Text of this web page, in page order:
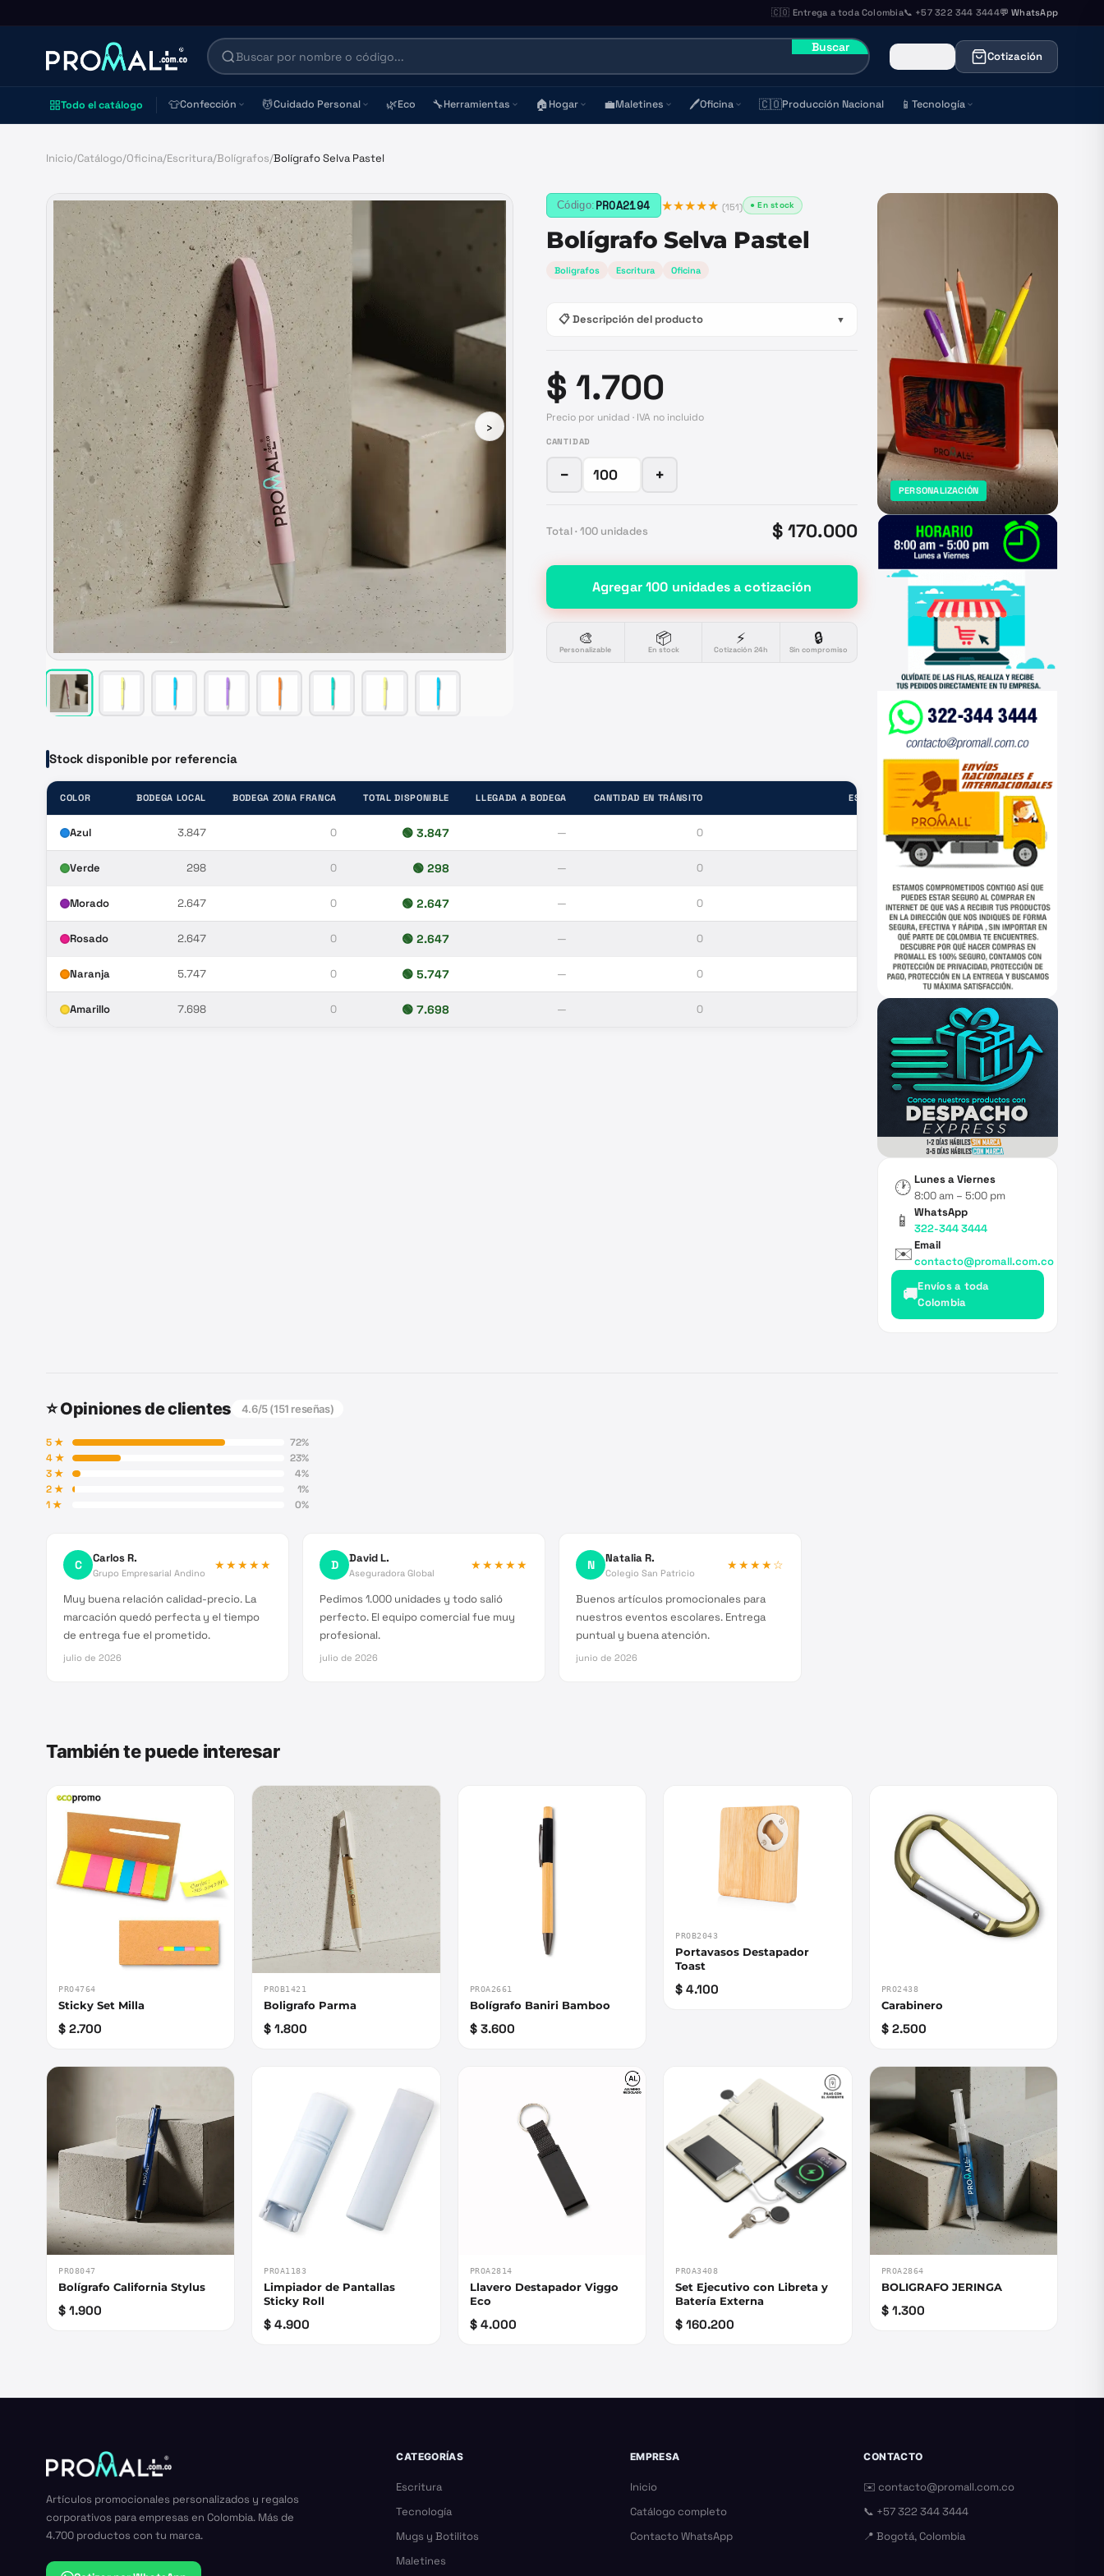
🇨🇴 Entrega a toda Colombia📞 +57 322 344 3444💬 WhatsApp
Buscar
Cotización
Todo el catálogo 👕Confección 💆Cuidado Personal 🌿Eco 🔧Herramientas 🏠Hogar 💼Maletines 🖊️Oficina 🇨🇴Producción Nacional 📱 Tecnología
Inicio/Catálogo/Oficina/Escritura/Bolígrafos/Bolígrafo Selva Pastel
›
Código: PROA2194 ★★★★★ (151) ● En stock
Bolígrafo Selva Pastel
Boligrafos Escritura Oficina
📋 Descripción del producto ▼
$ 1.700
Precio por unidad · IVA no incluido
CANTIDAD
− +
Total · 100 unidades $ 170.000
Agregar100 unidadesa cotización
🎨
Personalizable
📦
En stock
⚡
Cotización 24h
🔒
Sin compromiso
Stock disponible por referencia
COLOR BODEGA LOCAL BODEGA ZONA FRANCA TOTAL DISPONIBLE LLEGADA A BODEGA CANTIDAD EN TRÁNSITO ESTADO
Azul 3.847 0 🟢 3.847 — 0 —
Verde 298 0 🟢 298 — 0
Morado 2.647 0 🟢 2.647 — 0
Rosado 2.647 0 🟢 2.647 — 0
Naranja 5.747 0 🟢 5.747 — 0
Amarillo 7.698 0 🟢 7.698 — 0 —
PERSONALIZACIÓN
🕐 Lunes a Viernes
8:00 am – 5:00 pm
📱
WhatsApp
322-344 3444
✉️Email
contacto@promall.com.co
🚚Envíos a toda
Colombia
⭐ Opiniones de clientes 4.6/5 (151 reseñas)
5★ 72%
4★ 23%
3★ 4%
2★ 1%
1★ 0%
C Carlos R.
Grupo Empresarial Andino
★★★★★
Muy buena relación calidad-precio. La
marcación quedó perfecta y el tiempo
de entrega fue el prometido.
julio de 2026
D David L.
Aseguradora Global
★★★★★
Pedimos 1.000 unidades y todo salió
perfecto. El equipo comercial fue muy
profesional.
julio de 2026
N Natalia R.
Colegio San Patricio
★★★★☆
Buenos artículos promocionales para
nuestros eventos escolares. Entrega
puntual y buena atención.
junio de 2026
También te puede interesar
PRO4764
Sticky Set Milla
$ 2.700
PROB1421
Boligrafo Parma
$ 1.800
PROA2661
Bolígrafo Baniri Bamboo
$ 3.600
PROB2043
Portavasos Destapador
Toast
$ 4.100 PRO2438
Carabinero
$ 2.500
PRO8047
Bolígrafo California Stylus
$ 1.900
PROA1183
Limpiador de Pantallas
Sticky Roll
$ 4.900
PROA2814
Llavero Destapador Viggo
Eco
$ 4.000
PROA3408
Set Ejecutivo con Libreta y
Batería Externa
$ 160.200
PROA2864
BOLIGRAFO JERINGA
$ 1.300
Artículos promocionales personalizados y regalos
corporativos para empresas en Colombia. Más de
4.700 productos con tu marca.
CATEGORÍAS
Escritura
Tecnología
Mugs y Botilitos
Maletines
EMPRESA
Inicio
Catálogo completo
Contacto WhatsApp
CONTACTO
✉️contacto@promall.com.co
📞 +57 322 344 3444
📍 Bogotá, Colombia